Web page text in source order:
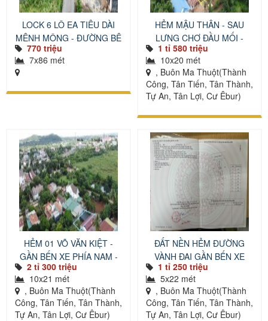
LOCK 6 LÔ EA TIÊU DÀI
MÊNH MÔNG - ĐƯỜNG BÊ
TÔNG
770 triệu
7x86 mét
HẺM MẬU THÂN - SAU
LƯNG CHỢ ĐẦU MỐI -
KHU DL KOTAM
1 tỉ 580 triệu
10x20 mét
, Buôn Ma Thuột(Thành
Công, Tân Tiến, Tân Thành,
Tự An, Tân Lợi, Cư Êbur)
HẺM 01 VÕ VĂN KIỆT -
GẦN BẾN XE PHÍA NAM -
CÁCH 200 MÉT
2 tỉ 300 triệu
10x21 mét
, Buôn Ma Thuột(Thành
Công, Tân Tiến, Tân Thành,
Tự An, Tân Lợi, Cư Êbur)
ĐẤT NỀN HẺM ĐƯỜNG
VÀNH ĐAI GẦN BẾN XE
PHÍA NAM
1 tỉ 250 triệu
5x22 mét
, Buôn Ma Thuột(Thành
Công, Tân Tiến, Tân Thành,
Tự An, Tân Lợi, Cư Êbur)